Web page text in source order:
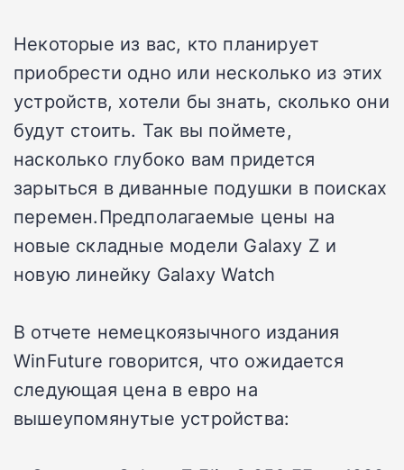
Некоторые из вас, кто планирует
приобрести одно или несколько из этих
устройств, хотели бы знать, сколько они
будут стоить. Так вы поймете,
насколько глубоко вам придется
зарыться в диванные подушки в поисках
перемен.Предполагаемые цены на
новые складные модели Galaxy Z и
новую линейку Galaxy Watch
В отчете немецкоязычного издания
WinFuture говорится, что ожидается
следующая цена в евро на
вышеупомянутые устройства: